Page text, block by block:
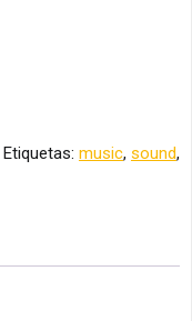
Etiquetas: music, sound,